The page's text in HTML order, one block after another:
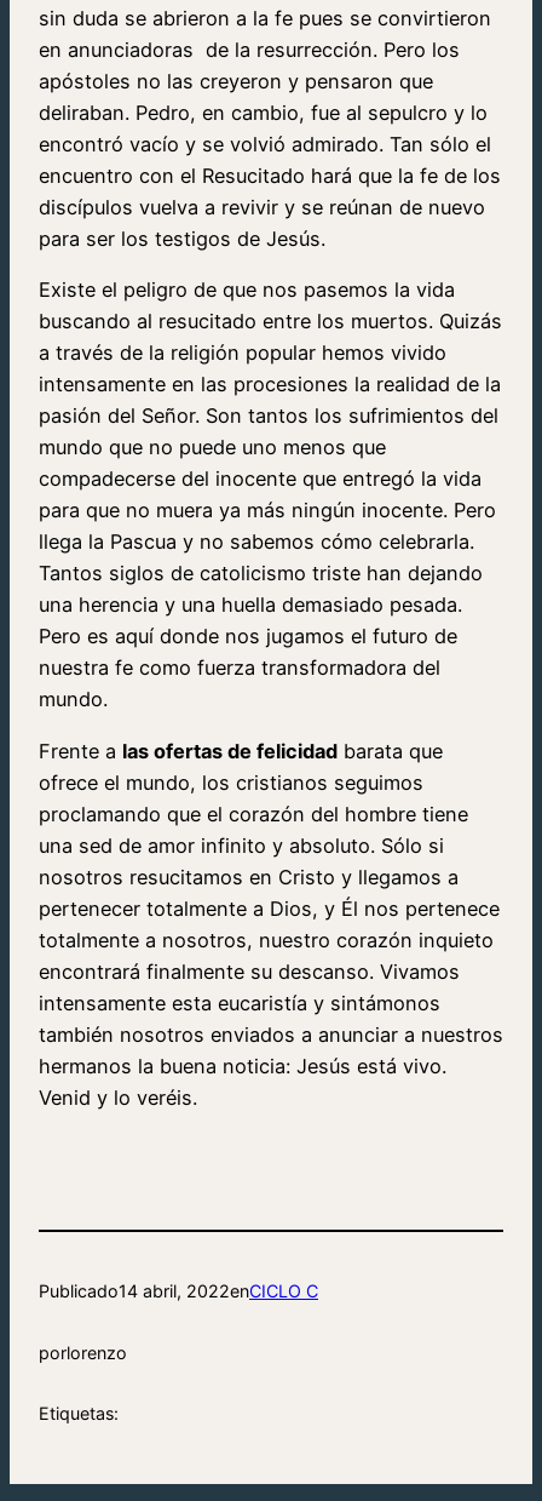
sin duda se abrieron a la fe pues se convirtieron
en anunciadoras de la resurrección. Pero los
apóstoles no las creyeron y pensaron que
deliraban. Pedro, en cambio, fue al sepulcro y lo
encontró vacío y se volvió admirado. Tan sólo el
encuentro con el Resucitado hará que la fe de los
discípulos vuelva a revivir y se reúnan de nuevo
para ser los testigos de Jesús.
Existe el peligro de que nos pasemos la vida
buscando al resucitado entre los muertos. Quizás
a través de la religión popular hemos vivido
intensamente en las procesiones la realidad de la
pasión del Señor. Son tantos los sufrimientos del
mundo que no puede uno menos que
compadecerse del inocente que entregó la vida
para que no muera ya más ningún inocente. Pero
llega la Pascua y no sabemos cómo celebrarla.
Tantos siglos de catolicismo triste han dejando
una herencia y una huella demasiado pesada.
Pero es aquí donde nos jugamos el futuro de
nuestra fe como fuerza transformadora del
mundo.
Frente a las ofertas de felicidad barata que
ofrece el mundo, los cristianos seguimos
proclamando que el corazón del hombre tiene
una sed de amor infinito y absoluto. Sólo si
nosotros resucitamos en Cristo y llegamos a
pertenecer totalmente a Dios, y Él nos pertenece
totalmente a nosotros, nuestro corazón inquieto
encontrará finalmente su descanso. Vivamos
intensamente esta eucaristía y sintámonos
también nosotros enviados a anunciar a nuestros
hermanos la buena noticia: Jesús está vivo.
Venid y lo veréis.
Publicado14 abril, 2022enCICLO C
porlorenzo
Etiquetas: